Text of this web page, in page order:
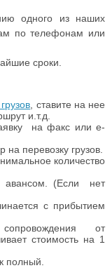
одного из наших
по телефонам или
сроки.
, ставите на нее
и.т.д.
на факс или e-
перевозку грузов.
количество
авансом. (Если нет
с прибытием
от
стоимость на 1
полный.